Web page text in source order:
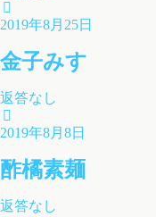
2019年8月25日
金子みすゞ
返答なし
2019年8月8日
酢橘素麺
返答なし